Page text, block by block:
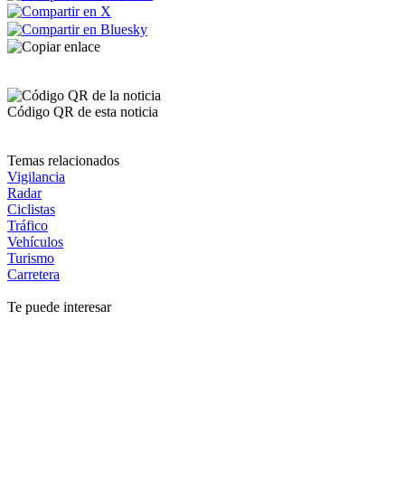
Código QR de esta noticia
Temas relacionados
Vigilancia
Radar
Ciclistas
Tráfico
Vehículos
Turismo
Carretera
Te puede interesar